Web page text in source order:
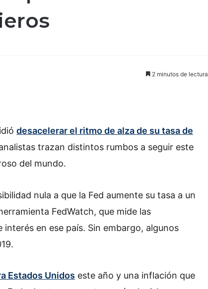
2 minutos de lectura
desacelerar el ritmo de alza de su tasa de
trazan distintos rumbos a seguir este
del mundo.
nula a que la Fed aumente su tasa a un
FedWatch, que mide las
en ese país. Sin embargo, algunos
Estados Unidos este año y una inflación que